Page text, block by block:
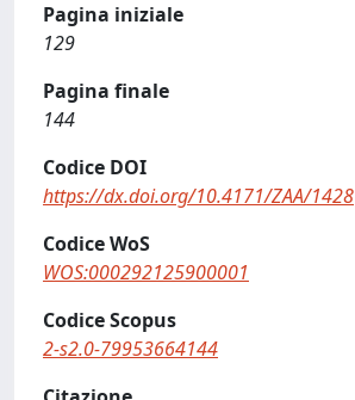
Pagina iniziale
129
Pagina finale
144
Codice DOI
https://dx.doi.org/10.4171/ZAA/1428
Codice WoS
WOS:000292125900001
Codice Scopus
2-s2.0-79953664144